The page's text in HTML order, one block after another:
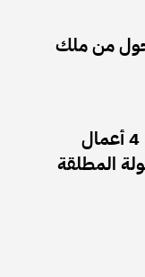
من ملك
رحمة أحمد تتصدر المشهد الفني.. 4 أعمال
المطلقة